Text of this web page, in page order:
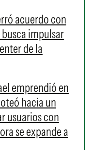
acuerdo con
impulsar
de la
emprendió en
hacia un
usuarios con
se expande a